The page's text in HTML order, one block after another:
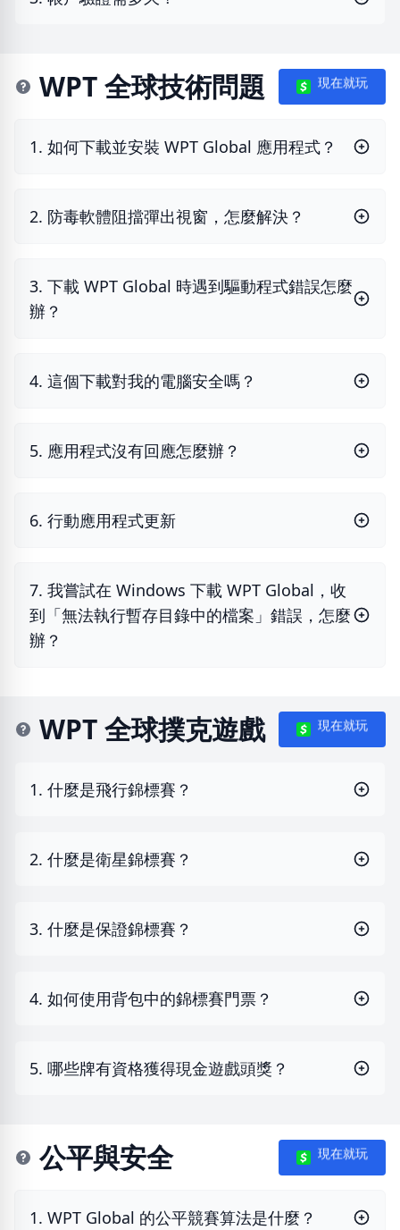
WPT 全球技術問題 現在就玩
1. 如何下載並安裝 WPT Global 應用程式？
2. 防毒軟體阻擋彈出視窗，怎麼解決？
3. 下載 WPT Global 時遇到驅動程式錯誤怎麼
辦？
4. 這個下載對我的電腦安全嗎？
5. 應用程式沒有回應怎麼辦？
6. 行動應用程式更新
7. 我嘗試在 Windows 下載 WPT Global，收
到「無法執行暫存目錄中的檔案」錯誤，怎麼
辦？
WPT 全球撲克遊戲 現在就玩
1. 什麼是飛行錦標賽？
2. 什麼是衛星錦標賽？
3. 什麼是保證錦標賽？
4. 如何使用背包中的錦標賽門票？
5. 哪些牌有資格獲得現金遊戲頭獎？
公平與安全 現在就玩
1. WPT Global 的公平競賽算法是什麼？